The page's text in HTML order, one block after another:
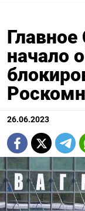
начало
26.06.2023